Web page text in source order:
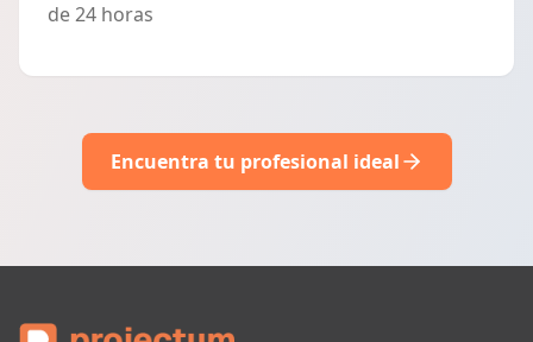
de 24 horas
Encuentra tu profesional ideal